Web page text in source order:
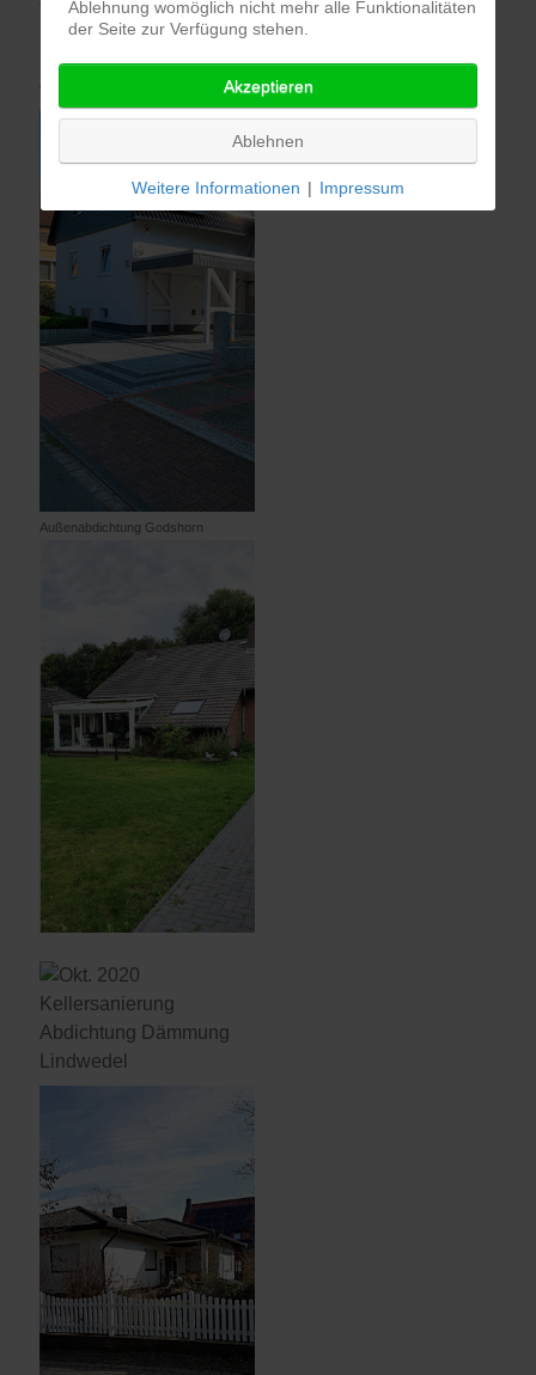
siehe auch Kundenlogin
Gelinjektion Havelse
Außenabdichtung Godshorn
Ablehnung womöglich nicht mehr alle Funktionalitäten
der Seite zur Verfügung stehen.
Akzeptieren
Ablehnen
Weitere Informationen | Impressum